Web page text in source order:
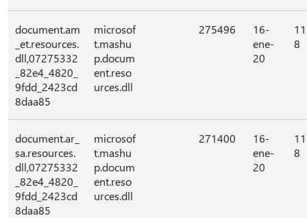
document.am
_et.resources.
dll,07275332
_82e4_4820_
9fdd_2423cd
8daa85
microsof
t.mashu
p.docum
ent.reso
urces.dll
275496
16-
ene-
20
8
document.ar_
sa.resources.
dll,07275332
_82e4_4820_
9fdd_2423cd
8daa85
microsof
t.mashu
p.docum
ent.reso
urces.dll
271400
16-
ene-
20
8